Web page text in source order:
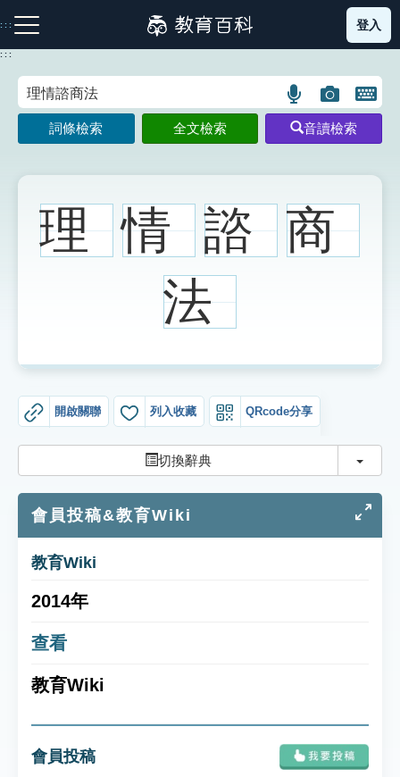
到
主
:::
注音索引圖示 筆畫索引圖示 部首索引表圖示
成語故事
索引選單
知識索引
生命大百科索引
遊戲專區
教學應用
登入
:::
語
言
搜
示
圖
片
搜
示
開
鍵
圖
詞條檢索 全文檢索 音讀檢索
理 情 諮 商
法
開啟關聯 列入收藏 QRcode分享
切換辭典 切換
會員投稿&教育Wiki
教育Wiki
2014年
查看
教育Wiki
會員投稿